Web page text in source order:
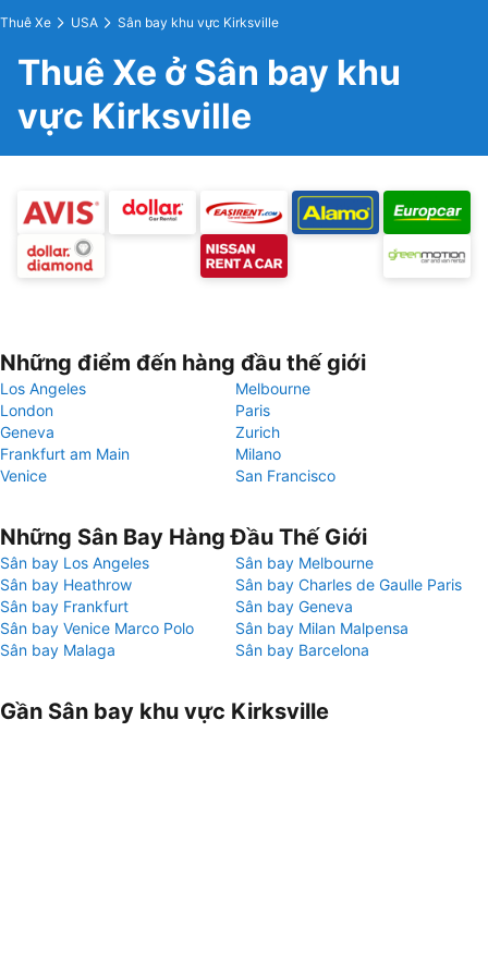
Thuê Xe USA Sân bay khu vực Kirksville
Thuê Xe ở Sân bay khu
vực Kirksville
Những điểm đến hàng đầu thế giới
Los Angeles
Melbourne
London
Paris
Geneva
Zurich
Frankfurt am Main
Milano
Venice
San Francisco
Những Sân Bay Hàng Đầu Thế Giới
Sân bay Los Angeles
Sân bay Melbourne
Sân bay Heathrow
Sân bay Charles de Gaulle Paris
Sân bay Frankfurt
Sân bay Geneva
Sân bay Venice Marco Polo
Sân bay Milan Malpensa
Sân bay Malaga
Sân bay Barcelona
Gần Sân bay khu vực Kirksville